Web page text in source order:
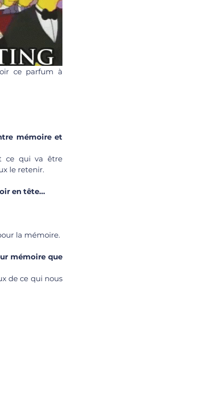
ce parfum à
mémoire et
ce qui va être
le retenir.
en tête…
la mémoire.
mémoire que
de ce qui nous